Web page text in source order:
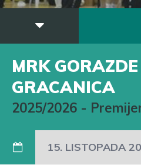
MRK
GRACANICA
2025/2026 -
15. LISTOPADA